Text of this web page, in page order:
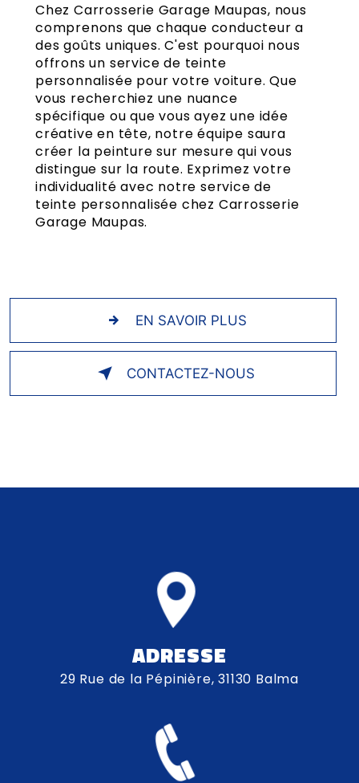
Chez Carrosserie Garage Maupas, nous
comprenons que chaque conducteur a
des goûts uniques. C'est pourquoi nous
offrons un service de teinte
personnalisée pour votre voiture. Que
vous recherchiez une nuance
spécifique ou que vous ayez une idée
créative en tête, notre équipe saura
créer la peinture sur mesure qui vous
distingue sur la route. Exprimez votre
individualité avec notre service de
teinte personnalisée chez Carrosserie
Garage Maupas.
EN SAVOIR PLUS
CONTACTEZ-NOUS
ADRESSE
29 Rue de la Pépinière, 31130 Balma